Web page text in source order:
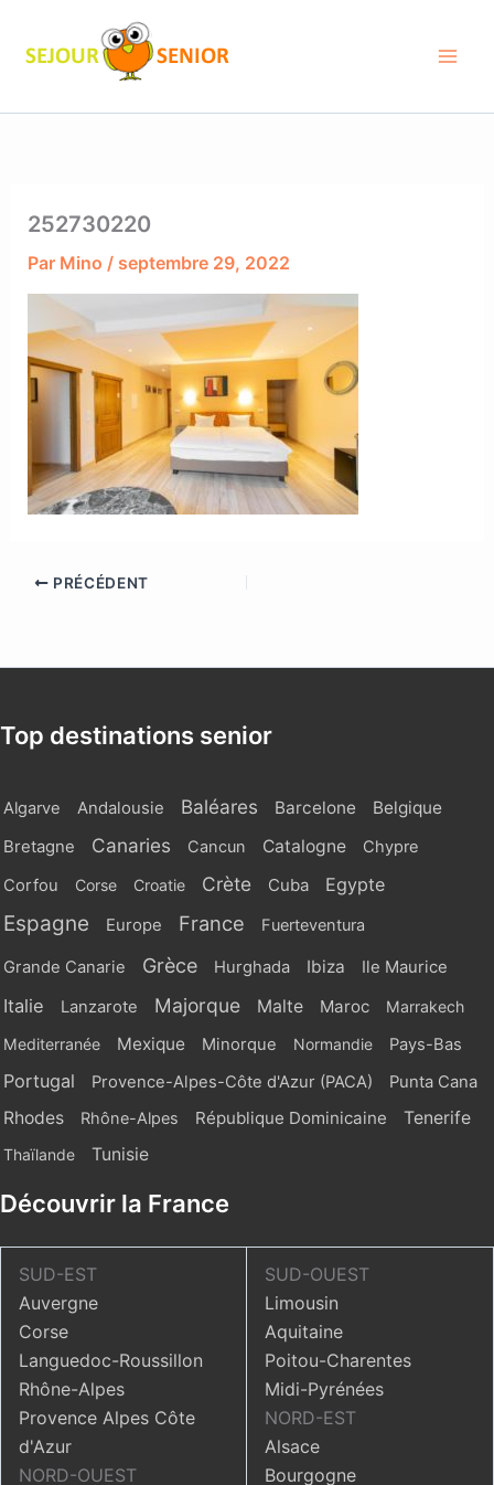
contenu
252730220
Par Mino / septembre 29, 2022
PRÉCÉDENT
Top destinations senior
Algarve Andalousie Baléares Barcelone Belgique
Bretagne Canaries Cancun Catalogne
Chypre
Corfou
Corse Croatie Crète Cuba Egypte
Espagne Europe France Fuerteventura
Grande Canarie Grèce Hurghada Ibiza Ile Maurice
Italie Lanzarote Majorque Malte Maroc
Marrakech
Mediterranée
Mexique Minorque Normandie Pays-Bas
Portugal Provence-Alpes-Côte d'Azur (PACA) Punta Cana
Rhodes Rhône-Alpes République Dominicaine Tenerife
Thaïlande Tunisie
Découvrir la France
SUD-EST
Auvergne
Corse
Languedoc-Roussillon
Rhône-Alpes
Provence Alpes Côte
d'Azur
NORD-OUEST
SUD-OUEST
Limousin
Aquitaine
Poitou-Charentes
Midi-Pyrénées
NORD-EST
Alsace
Bourgogne